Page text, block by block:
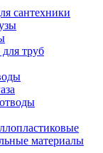
сантехники
труб
материалы